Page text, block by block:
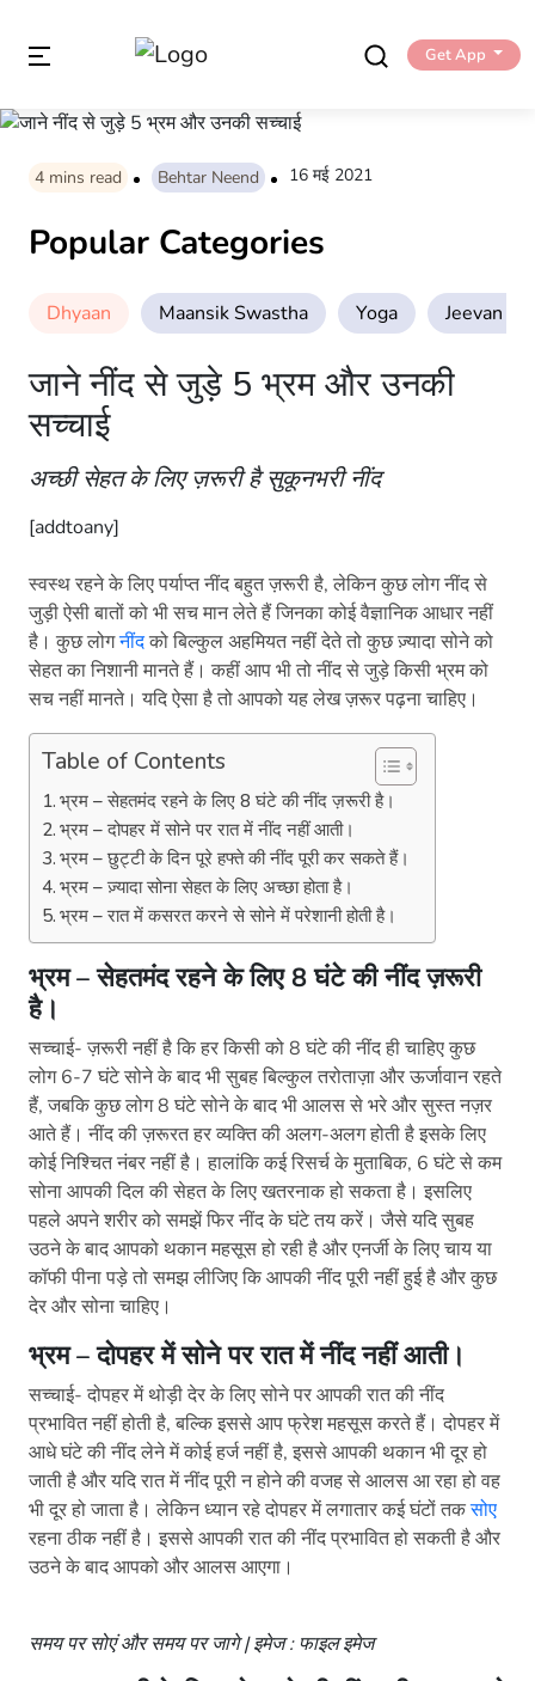
Get App
4 mins read Behtar Neend 16 मई 2021
Popular Categories
Dhyaan Maansik Swastha Yoga Jeevan
जाने नींद से जुड़े 5 भ्रम और उनकी
सच्चाई
अच्छी सेहत के लिए ज़रूरी है सुकूनभरी नींद
[addtoany]
स्वस्थ रहने के लिए पर्याप्त नींद बहुत ज़रूरी है, लेकिन कुछ लोग नींद से
जुड़ी ऐसी बातों को भी सच मान लेते हैं जिनका कोई वैज्ञानिक आधार नहीं
है। कुछ लोगनींदको बिल्कुल अहमियत नहीं देते तो कुछ ज़्यादा सोने को
सेहत का निशानी मानते हैं। कहीं आप भी तो नींद से जुड़े किसी भ्रम को
सच नहीं मानते। यदि ऐसा है तो आपको यह लेख ज़रूर पढ़ना चाहिए।
Table of Contents
भ्रम – सेहतमंद रहने के लिए 8 घंटे की नींद ज़रूरी है।
भ्रम – दोपहर में सोने पर रात में नींद नहीं आती।
भ्रम – छुट्टी के दिन पूरे हफ्ते की नींद पूरी कर सकते हैं।
भ्रम – ज़्यादा सोना सेहत के लिए अच्छा होता है।
भ्रम – रात में कसरत करने से सोने में परेशानी होती है।
भ्रम – सेहतमंद रहने के लिए 8 घंटे की नींद ज़रूरी
है।
सच्चाई- ज़रूरी नहीं है कि हर किसी को 8 घंटे की नींद ही चाहिए कुछ
लोग 6-7 घंटे सोने के बाद भी सुबह बिल्कुल तरोताज़ा और ऊर्जावान रहते
हैं, जबकि कुछ लोग 8 घंटे सोने के बाद भी आलस से भरे और सुस्त नज़र
आते हैं। नींद की ज़रूरत हर व्यक्ति की अलग-अलग होती है इसके लिए
कोई निश्चित नंबर नहीं है। हालांकि कई रिसर्च के मुताबिक, 6 घंटे से कम
सोना आपकी दिल की सेहत के लिए खतरनाक हो सकता है। इसलिए
पहले अपने शरीर को समझें फिर नींद के घंटे तय करें। जैसे यदि सुबह
उठने के बाद आपको थकान महसूस हो रही है और एनर्जी के लिए चाय या
कॉफी पीना पड़े तो समझ लीजिए कि आपकी नींद पूरी नहीं हुई है और कुछ
देर और सोना चाहिए।
भ्रम – दोपहर में सोने पर रात में नींद नहीं आती।
सच्चाई- दोपहर में थोड़ी देर के लिए सोने पर आपकी रात की नींद
प्रभावित नहीं होती है, बल्कि इससे आप फ्रेश महसूस करते हैं। दोपहर में
आधे घंटे की नींद लेने में कोई हर्ज नहीं है, इससे आपकी थकान भी दूर हो
जाती है और यदि रात में नींद पूरी न होने की वजह से आलस आ रहा हो वह
भी दूर हो जाता है। लेकिन ध्यान रहे दोपहर में लगातार कई घंटों तकसोए
रहना ठीक नहीं है। इससे आपकी रात की नींद प्रभावित हो सकती है और
उठने के बाद आपको और आलस आएगा।
समय पर सोएं और समय पर जागे | इमेज : फाइल इमेज